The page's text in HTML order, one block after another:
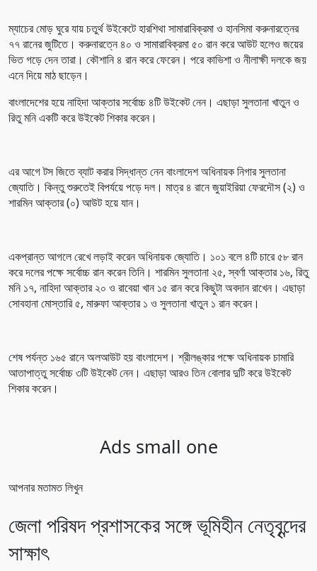
ম্যাচের মোড় ঘুরে যায় চতুর্থ উইকেটে হারশিথা সামারাবিক্রমা ও হানসিমা করুনারত্নের
৭৭ রানের জুটিতে। করুনারত্নে ৪০ ও সামারাবিক্রমা ৫০ রান করে আউট হলেও জয়ের
ভিত গড়ে দেন তারা। কৌশানি ৪ রান করে ফেরেন। পরে কাভিশা ও নীলাক্ষী দলকে জয়
এনে দিয়ে মাঠ ছাড়েন।
বাংলাদেশের হয়ে নাহিদা আক্তার সর্বোচ্চ ৪টি উইকেট নেন। এছাড়া সুলতানা খাতুন ও
রিতু মনি একটি করে উইকেট শিকার করেন।
এর আগে টস জিতে ব্যাট করার সিদ্ধান্ত নেন বাংলাদেশ অধিনায়ক নিগার সুলতানা
জ্যোতি। কিন্তু শুরুতেই বিপর্যয়ে পড়ে দল। মাত্র ৪ রানে জুয়াইরিয়া ফেরদৌস (২) ও
শারমিন আক্তার (০) আউট হয়ে যান।
একপ্রান্ত আগলে রেখে লড়াই করেন অধিনায়ক জ্যোতি। ১০১ বলে ৪টি চারে ৫৮ রান
করে দলের পক্ষে সর্বোচ্চ রান করেন তিনি। শারমিন সুলতানা ২৫, স্বর্ণা আক্তার ১৬, রিতু
মনি ১৭, নাহিদা আক্তার ২০ ও রাবেয়া খান ১৫ রান করে কিছুটা অবদান রাখেন। এছাড়া
সোবহানা মোস্তারি ৫, মারুফা আক্তার ১ ও সুলতানা খাতুন ১ রান করেন।
শেষ পর্যন্ত ১৬৫ রানে অলআউট হয় বাংলাদেশ। শ্রীলঙ্কার পক্ষে অধিনায়ক চামারি
আতাপাত্তু সর্বোচ্চ ৩টি উইকেট নেন। এছাড়া আরও তিন বোলার দুটি করে উইকেট
শিকার করেন।
Ads small one
আপনার মতামত লিখুন
জেলা পরিষদ প্রশাসকের সঙ্গে ভূমিহীন নেতৃবৃন্দের
সাক্ষাৎ